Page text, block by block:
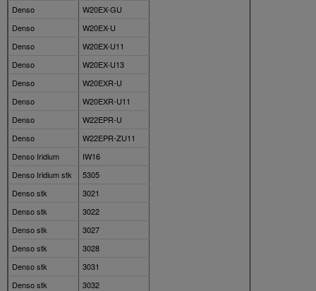
Denso
W20EX-GU
Denso
W20EX-U
Denso
W20EX-U11
Denso
W20EX-U13
Denso
W20EXR-U
Denso
W20EXR-U11
Denso
W22EPR-U
Denso
W22EPR-ZU11
Denso Iridium
IW16
Denso Iridium stk
5305
Denso stk
3021
Denso stk
3022
Denso stk
3027
Denso stk
3028
Denso stk
3031
Denso stk
3032